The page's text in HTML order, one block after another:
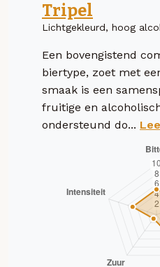
Tripel
Lichtgekleurd, hoog
Een bovengistend
biertype, zoet met
smaak is een
fruitige en
ondersteund do...